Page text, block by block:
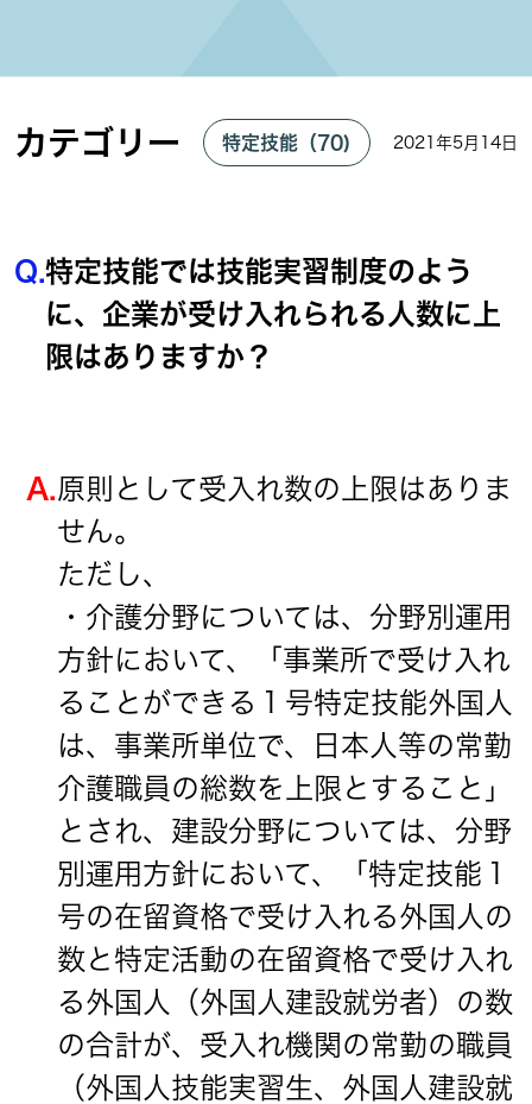
カテゴリー 特定技能（70) 2021年5月14日
Q.特定技能では技能実習制度のよう
に、企業が受け入れられる人数に上
限はありますか？
A.原則として受入れ数の上限はありま
せん。
ただし、
・介護分野については、分野別運用
方針において、「事業所で受け入れ
ることができる１号特定技能外国人
は、事業所単位で、日本人等の常勤
介護職員の総数を上限とすること」
とされ、建設分野については、分野
別運用方針において、「特定技能１
号の在留資格で受け入れる外国人の
数と特定活動の在留資格で受け入れ
る外国人（外国人建設就労者）の数
の合計が、受入れ機関の常勤の職員
（外国人技能実習生、外国人建設就